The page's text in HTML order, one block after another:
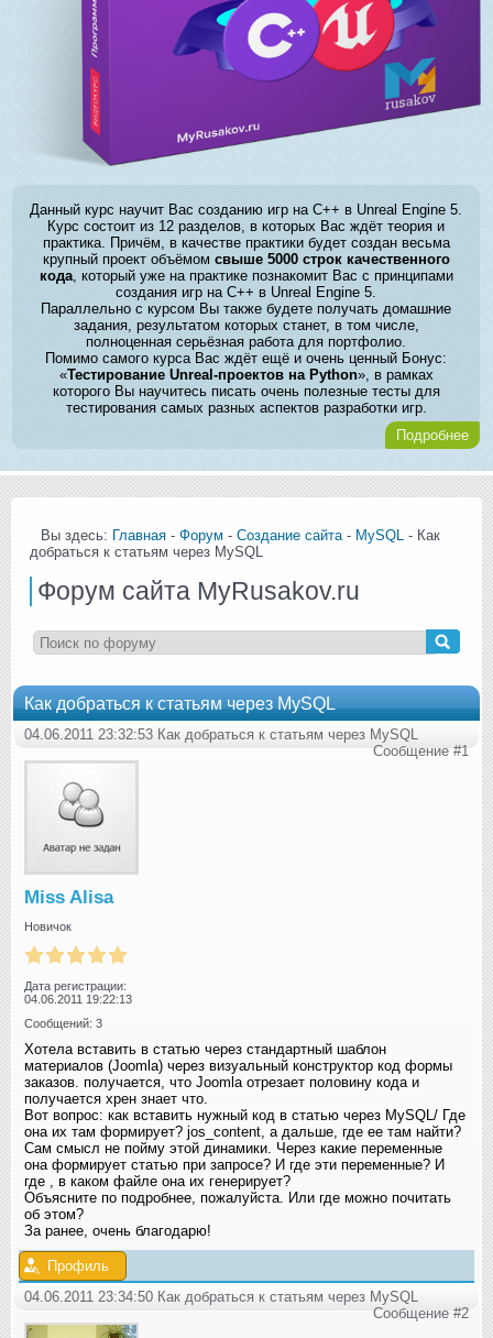
Данный курс научит Вас созданию игр на C++ в Unreal Engine 5.
Курс состоит из 12 разделов, в которых Вас ждёт теория и
практика. Причём, в качестве практики будет создан весьма
крупный проект объёмом свыше 5000 строк качественного
кода, который уже на практике познакомит Вас с принципами
создания игр на C++ в Unreal Engine 5.
Параллельно с курсом Вы также будете получать домашние
задания, результатом которых станет, в том числе,
полноценная серьёзная работа для портфолио.
Помимо самого курса Вас ждёт ещё и очень ценный Бонус:
«Тестирование Unreal-проектов на Python», в рамках
которого Вы научитесь писать очень полезные тесты для
тестирования самых разных аспектов разработки игр.
Подробнее
Вы здесь: Главная - Форум - Создание сайта - MySQL - Как
добраться к статьям через MySQL
Форум сайта MyRusakov.ru
Как добраться к статьям через MySQL
04.06.2011 23:32:53 Как добраться к статьям через MySQL
Сообщение #1
Miss Alisa
Новичок
Дата регистрации:
04.06.2011 19:22:13
Сообщений: 3
Хотела вставить в статью через стандартный шаблон
материалов (Joomla) через визуальный конструктор код формы
заказов. получается, что Joomla отрезает половину кода и
получается хрен знает что.
Вот вопрос: как вставить нужный код в статью через MySQL/ Где
она их там формирует? jos_content, а дальше, где ее там найти?
Сам смысл не пойму этой динамики. Через какие переменные
она формирует статью при запросе? И где эти переменные? И
где , в каком файле она их генерирует?
Объясните по подробнее, пожалуйста. Или где можно почитать
об этом?
За ранее, очень благодарю!
Профиль
04.06.2011 23:34:50 Как добраться к статьям через MySQL
Сообщение #2